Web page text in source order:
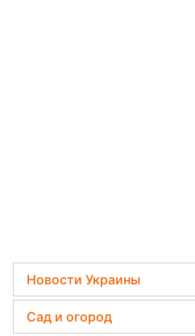
Новости Украины
Телеграм новости Украины
Сад и огород